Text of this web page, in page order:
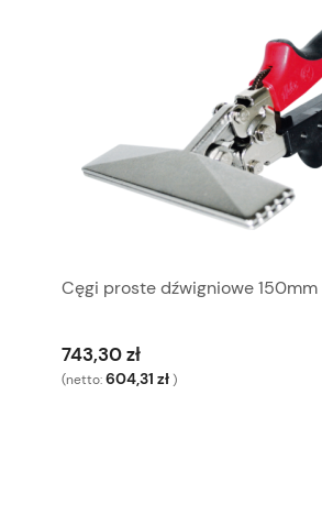
Cęgi proste dźwigniowe 150mm
743,30 zł
(netto:604,31 zł )